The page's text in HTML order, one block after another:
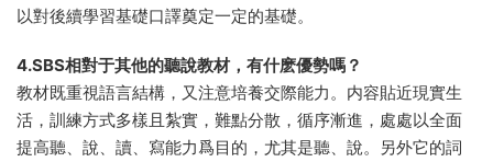
以對後續學習基礎口譯奠定一定的基礎。
4.SBS相對于其他的聽說教材，有什麽優勢嗎？
教材既重視語言結構，又注意培養交際能力。内容貼近現實生
活，訓練方式多樣且紮實，難點分散，循序漸進，處處以全面
提高聽、說、讀、寫能力爲目的，尤其是聽、說。另外它的詞